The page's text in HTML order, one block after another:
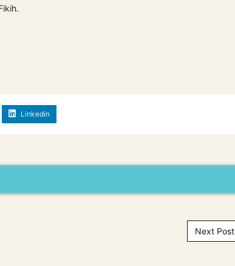
Linkedin
Next Post